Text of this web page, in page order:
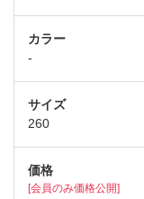
-
260
[会員のみ価格公開]